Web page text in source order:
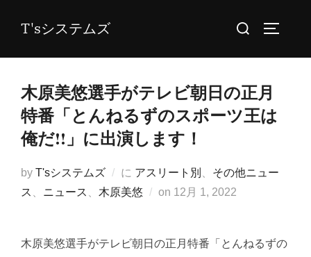
T'sシステムズ
検
対
木原美悠選手がテレビ朝日の正月
特番「とんねるずのスポーツ王は
俺だ!!」に出演します！
by T'sシステムズ に アスリート別
その他ニュー
ス
ニュース 木原美悠 on 投
12月 1, 2022
木原美悠選手がテレビ朝日の正月特番「とんねるずの